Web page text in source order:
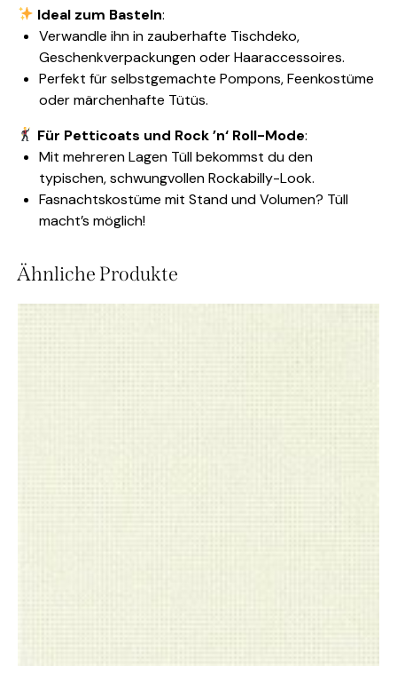
Ideal zum Basteln:
Verwandle ihn in zauberhafte Tischdeko,
Geschenkverpackungen oder Haaraccessoires.
Perfekt für selbstgemachte Pompons, Feenkostüme
oder märchenhafte Tütüs.
Für Petticoats und Rock ’n‘ Roll-Mode:
Mit mehreren Lagen Tüll bekommst du den
typischen, schwungvollen Rockabilly-Look.
Fasnachtskostüme mit Stand und Volumen? Tüll
macht’s möglich!
Ähnliche Produkte